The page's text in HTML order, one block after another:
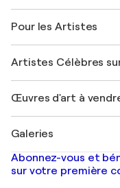
Offrir une carte
Rejoignez notre
Mon compte
+33 1 76 44 06 42
FAQ
Magazine Singulart
Emplois
Découvrez une
Pour les Artistes
Se connecter en
Artistes Célèbres
Marc Chagall
Banksy
Mr. Brainwash
Shepard Fairey
Œuvres d'art à
Tableaux abstraits à
Peintures de paysage
Estampes
Galeries
Galeries d'art en
Galeries d'art en
Abonnez-vous et
sur votre première